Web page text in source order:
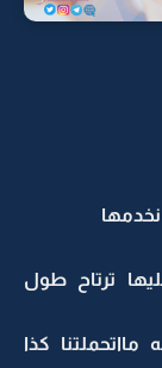
ترتاح طول
كذا